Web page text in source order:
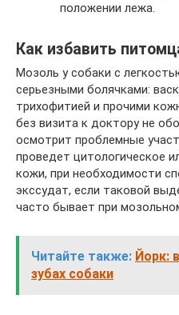
положении лежа.
Как избавить
Мозоль у собаки с
серьезными болячками:
трихофитией и прочими
без визита к доктору не
осмотрит проблемные
проведет цитологическое
кожи, при необходимости
экссудат, если таковой
часто бывает при
Читайте также: Йорк:
зубах собаки